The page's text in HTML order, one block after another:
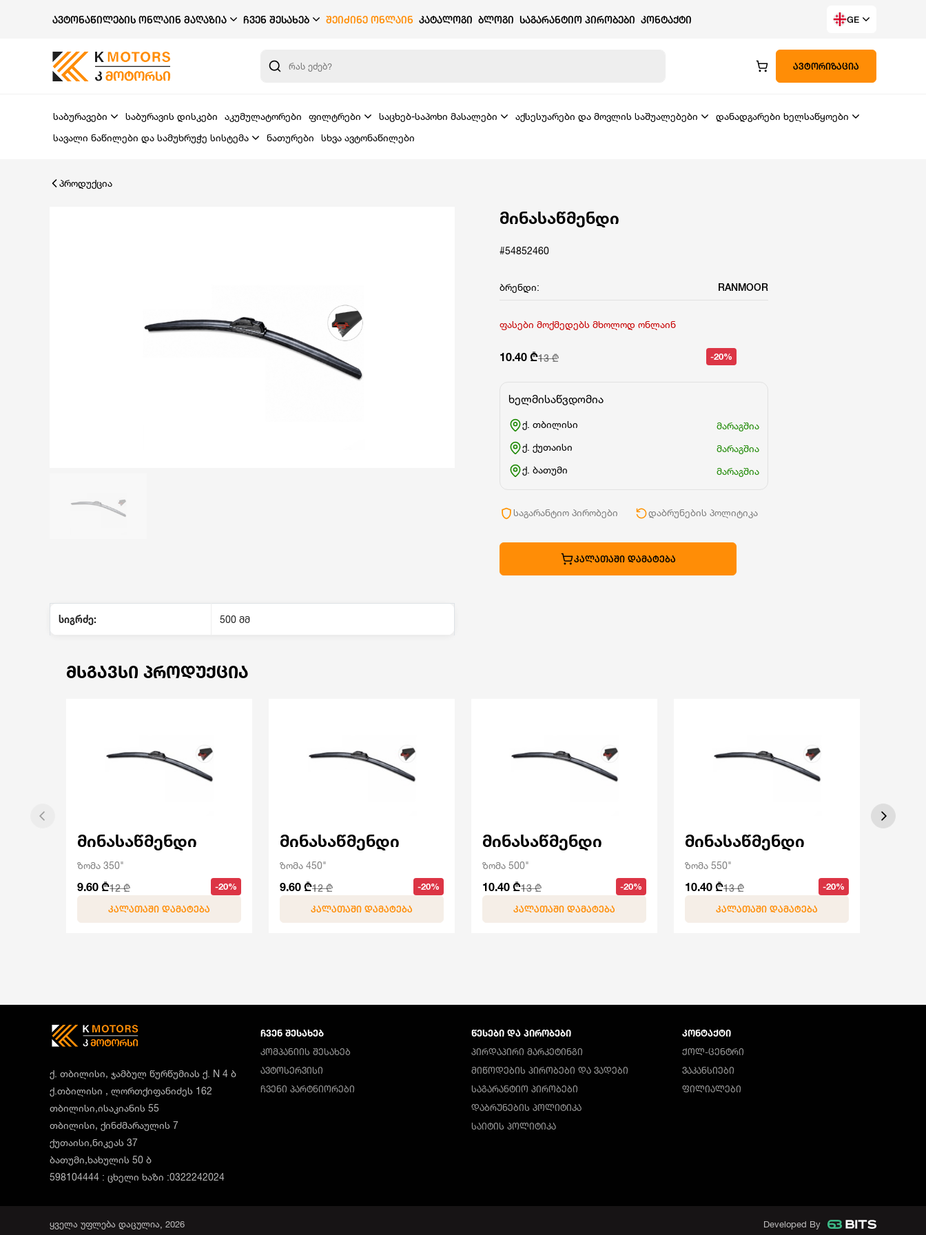
ᲐᲕᲢᲝᲜᲐᲬᲘᲚᲔᲑᲘᲡ ᲝᲜᲚᲐᲘᲜ ᲛᲐᲦᲐᲖᲘᲐ ᲩᲕᲔᲜ ᲨᲔᲡᲐᲮᲔᲑ ᲨᲔᲘᲫᲘᲜᲔ ᲝᲜᲚᲐᲘᲜ ᲙᲐᲢᲐᲚᲝᲒᲘ ᲑᲚᲝᲒᲘ ᲡᲐᲒᲐᲠᲐᲜᲢᲘᲝ ᲞᲘᲠᲝᲑᲔᲑᲘ ᲙᲝᲜᲢᲐᲥᲢᲘ GE
ᲐᲕᲢᲝᲠᲘᲖᲐᲪᲘᲐ
საბურავები საბურავის დისკები აკუმულატორები ფილტრები საცხებ-საპოხი მასალები აქსესუარები და მოვლის საშუალებები
დანადგარები ხელსაწყოები
სავალი ნაწილები და სამუხრუჭე სისტემა
ნათურები სხვა ავტონაწილები
პროდუქცია
მინასაწმენდი
#54852460
ბრენდი: RANMOOR
ფასები მოქმედებს მხოლოდ ონლაინ
10.40 ₾13 ₾ -20%
ხელმისაწვდომია
ქ. თბილისი
მარაგშია
ქ. ქუთაისი
მარაგშია
ქ. ბათუმი
მარაგშია
საგარანტიო პირობები დაბრუნების პოლიტიკა
ᲙᲐᲚᲐᲗᲐᲨᲘ ᲓᲐᲛᲐᲢᲔᲑᲐ
სიგრძე: 500 მმ
ᲛᲡᲒᲐᲕᲡᲘ ᲞᲠᲝᲓᲣᲥᲪᲘᲐ
მინასაწმენდი
ზომა 350"
9.60 ₾12 ₾ -20%
ᲙᲐᲚᲐᲗᲐᲨᲘ ᲓᲐᲛᲐᲢᲔᲑᲐ
მინასაწმენდი
ზომა 450"
9.60 ₾12 ₾ -20%
ᲙᲐᲚᲐᲗᲐᲨᲘ ᲓᲐᲛᲐᲢᲔᲑᲐ
მინასაწმენდი
ზომა 500"
10.40 ₾13 ₾ -20%
ᲙᲐᲚᲐᲗᲐᲨᲘ ᲓᲐᲛᲐᲢᲔᲑᲐ
მინასაწმენდი
ზომა 550"
10.40 ₾13 ₾ -20%
ᲙᲐᲚᲐᲗᲐᲨᲘ ᲓᲐᲛᲐᲢᲔᲑᲐ
ქ. თბილისი, ჯამბულ წურწუმიას ქ. N 4 ბ
ქ.თბილისი , ლორთქიფანიძეს 162
თბილისი,ისაკიანის 55
თბილისი, ქინძმარაულის 7
ქუთაისი,ნიკეას 37
ბათუმი,ხახულის 50 ბ
598104444 : ცხელი ხაზი :0322242024
ᲩᲕᲔᲜ ᲨᲔᲡᲐᲮᲔᲑ
ᲙᲝᲛᲞᲐᲜᲘᲘᲡ ᲨᲔᲡᲐᲮᲔᲑ
ᲐᲕᲢᲝᲡᲔᲠᲕᲘᲡᲘ
ᲩᲕᲔᲜᲘ ᲞᲐᲠᲢᲜᲘᲝᲠᲔᲑᲘ
ᲬᲔᲡᲔᲑᲘ ᲓᲐ ᲞᲘᲠᲝᲑᲔᲑᲘ
ᲞᲘᲠᲓᲐᲞᲘᲠᲘ ᲛᲐᲠᲙᲔᲢᲘᲜᲒᲘ
ᲛᲘᲬᲝᲓᲔᲑᲘᲡ ᲞᲘᲠᲝᲑᲔᲑᲘ ᲓᲐ ᲕᲐᲓᲔᲑᲘ
ᲡᲐᲒᲐᲠᲐᲜᲢᲘᲝ ᲞᲘᲠᲝᲑᲔᲑᲘ
ᲓᲐᲑᲠᲣᲜᲔᲑᲘᲡ ᲞᲝᲚᲘᲢᲘᲙᲐ
ᲡᲐᲘᲢᲘᲡ ᲞᲝᲚᲘᲢᲘᲙᲐ
ᲙᲝᲜᲢᲐᲥᲢᲘ
ᲥᲝᲚ-ᲪᲔᲜᲢᲠᲘ
ᲕᲐᲙᲐᲜᲡᲘᲔᲑᲘ
ᲤᲘᲚᲘᲐᲚᲔᲑᲘ
ყველა უფლება დაცულია, 2026 Developed By